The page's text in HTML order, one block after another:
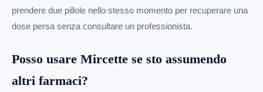
prendere due pillole nello stesso momento per recuperare una
dose persa senza consultare un professionista.
Posso usare Mircette se sto assumendo
altri farmaci?